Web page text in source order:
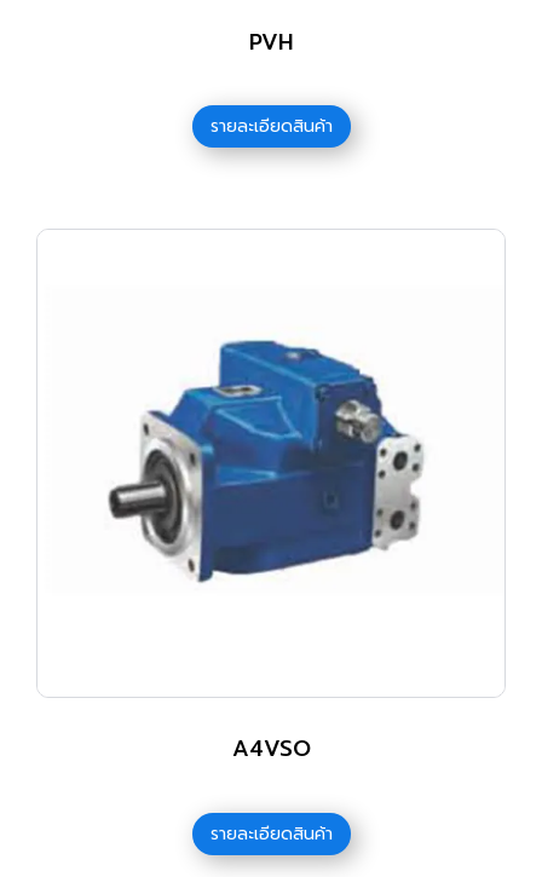
PVH
รายละเอียดสินค้า
A4VSO
รายละเอียดสินค้า